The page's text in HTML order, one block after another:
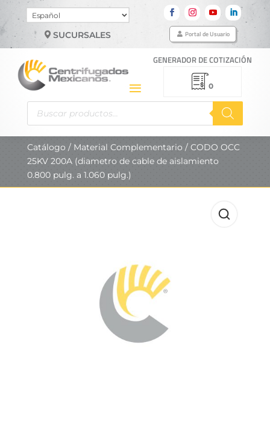
Elegir
un
idiomaSUCURSALES Portal de Usuario
GENERADOR DE COTIZACIÓN
0
Búsqueda
productos
Catálogo / Material Complementario / CODO OCC
25KV 200A (diametro de cable de aislamiento
0.800 pulg. a 1.060 pulg.)